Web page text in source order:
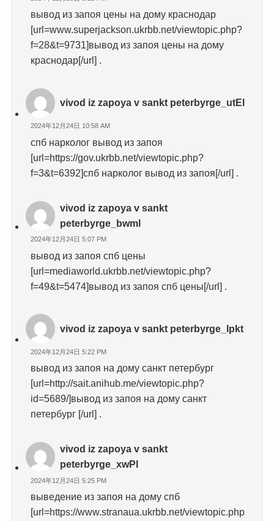
вывод из запоя цены на дому краснодар
[url=www.superjackson.ukrbb.net/viewtopic.php?
f=28&t=9731]вывод из запоя цены на дому
краснодар[/url] .
vivod iz zapoya v sankt peterbyrge_utEl
2024年12月24日 10:58 AM
спб нарколог вывод из запоя
[url=https://gov.ukrbb.net/viewtopic.php?
f=3&t=6392]спб нарколог вывод из запоя[/url] .
vivod iz zapoya v sankt
peterbyrge_bwml
2024年12月24日 5:07 PM
вывод из запоя спб цены
[url=mediaworld.ukrbb.net/viewtopic.php?
f=49&t=5474]вывод из запоя спб цены[/url] .
vivod iz zapoya v sankt peterbyrge_lpkt
2024年12月24日 5:22 PM
вывод из запоя на дому санкт петербург
[url=http://sait.anihub.me/viewtopic.php?
id=5689/]вывод из запоя на дому санкт
петербург [/url] .
vivod iz zapoya v sankt
peterbyrge_xwPl
2024年12月24日 5:25 PM
выведение из запоя на дому спб
[url=https://www.stranaua.ukrbb.net/viewtopic.php